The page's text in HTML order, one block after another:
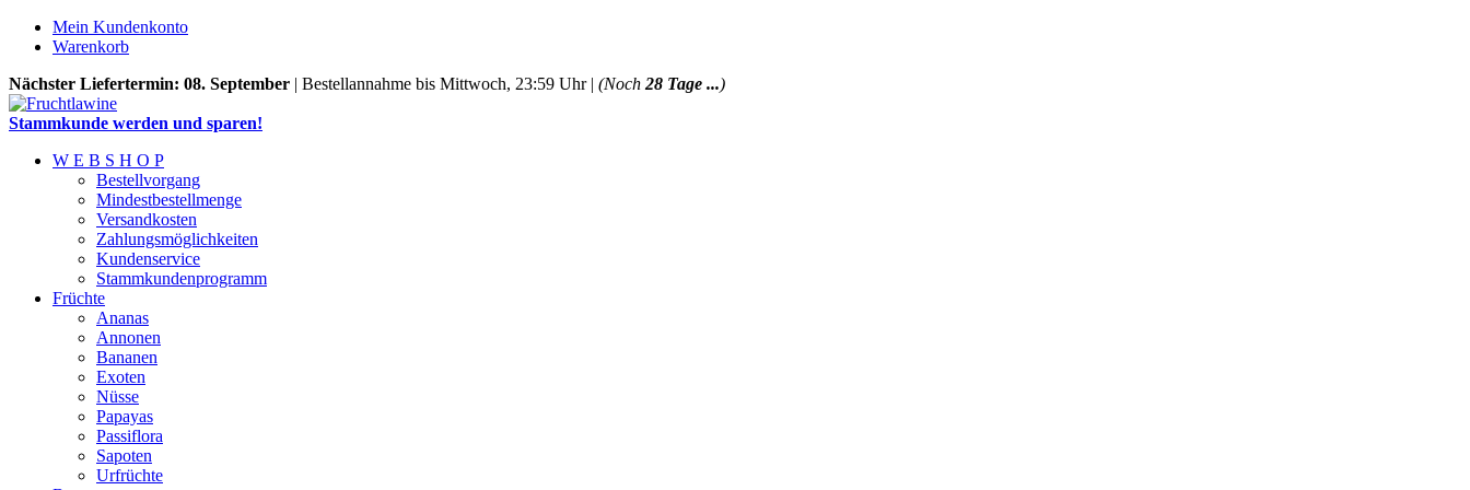
Mein Kundenkonto
Warenkorb
Nächster Liefertermin: 08. September | Bestellannahme bis Mittwoch, 23:59 Uhr | (Noch 28 Tage ...)
Stammkunde werden und sparen!
W E B S H O P
Bestellvorgang
Mindestbestellmenge
Versandkosten
Zahlungsmöglichkeiten
Kundenservice
Stammkundenprogramm
Früchte
Ananas
Annonen
Bananen
Exoten
Nüsse
Papayas
Passiflora
Sapoten
Urfrüchte